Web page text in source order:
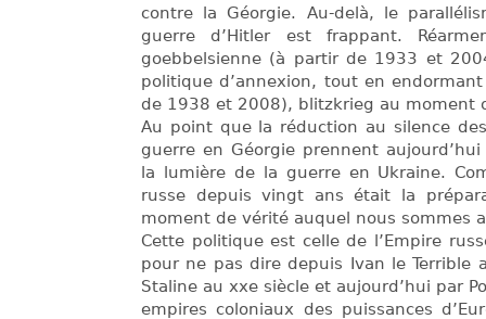
contre la Géorgie. Au-delà, le
guerre d’Hitler est frappant.
goebbelsienne (à partir de 1933 et
politique d’annexion, tout en
de 1938 et 2008), blitzkrieg au moment
Au point que la réduction au silence
guerre en Géorgie prennent
la lumière de la guerre en Ukraine.
russe depuis vingt ans était la
moment de vérité auquel nous sommes
Cette politique est celle de l’Empire
pour ne pas dire depuis Ivan le Terrible
Staline au xxe siècle et aujourd’hui par
empires coloniaux des puissances